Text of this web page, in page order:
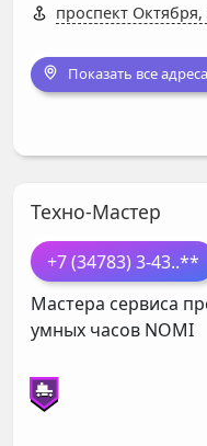
проспект Октября,
Показать все адреса
Техно-Мастер
+7 (34783) 3-43..**
Мастера сервиса
умных часов NOMI